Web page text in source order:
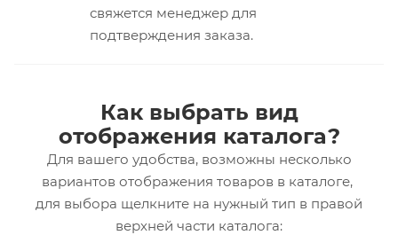
свяжется менеджер для
подтверждения заказа.
Как выбрать вид
отображения каталога?
Для вашего удобства, возможны несколько
вариантов отображения товаров в каталоге,
для выбора щелкните на нужный тип в правой
верхней части каталога: